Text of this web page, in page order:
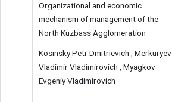
Organizational and economic
mechanism of management of the
North Kuzbass Agglomeration
Kosinsky Petr Dmitrievich , Merkuryev
Vladimir Vladimirovich , Myagkov
Evgeniy Vladimirovich